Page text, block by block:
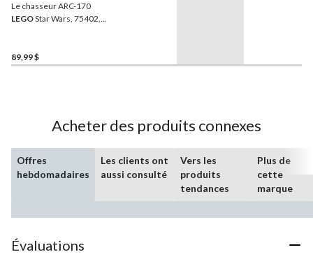
Le chasseur ARC-170
LEGOStar Wars, 75402,
89,99 $
Acheter des produits connexes
Offres
hebdomadaires
Les clients ont
aussi consulté
Vers les
produits
tendances
Plus de
cette
marque
Évaluations